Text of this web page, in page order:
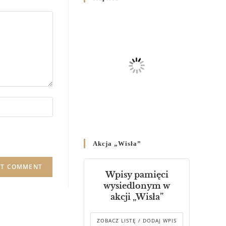
Родин
Справ Молоді та встановленя
складу Катихитичної Комісії
днях 2-12 липня 2024 р.”
Декрет єпископів
Перемисько-Варшавської
Митрополії стосовно
звершування Божественної
літургії
Akcja „Wisła”
Wpisy pamięci
wysiedlonym w
akcji „Wisła”
ZOBACZ LISTĘ / DODAJ WPIS